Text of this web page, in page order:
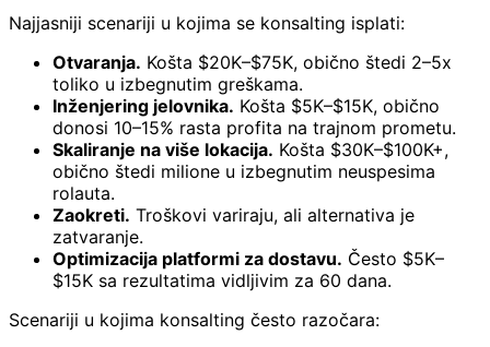
Najjasniji scenariji u kojima se konsalting isplati:
Otvaranja. Košta $20K–$75K, obično štedi 2–5x
toliko u izbegnutim greškama.
Inženjering jelovnika. Košta $5K–$15K, obično
donosi 10–15% rasta profita na trajnom prometu.
Skaliranje na više lokacija. Košta $30K–$100K+,
obično štedi milione u izbegnutim neuspesima
rolauta.
Zaokreti. Troškovi variraju, ali alternativa je
zatvaranje.
Optimizacija platformi za dostavu. Često $5K–
$15K sa rezultatima vidljivim za 60 dana.
Scenariji u kojima konsalting često razočara: